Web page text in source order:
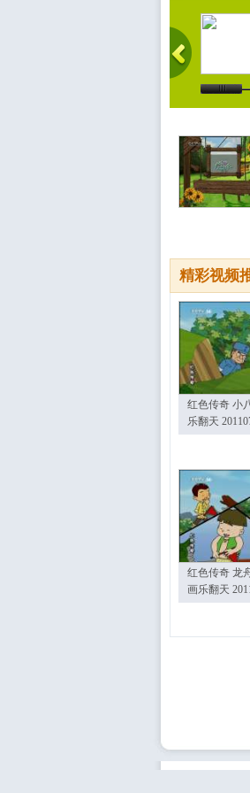
精彩视频
红色传奇 小
乐翻天
红色传奇 龙
画乐翻天